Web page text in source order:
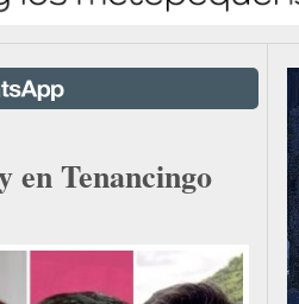
en Tenancingo